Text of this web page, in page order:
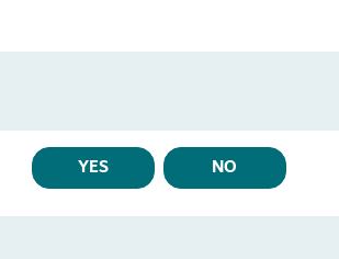
YES NO